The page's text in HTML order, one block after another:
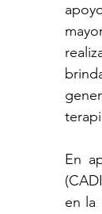
En
en la